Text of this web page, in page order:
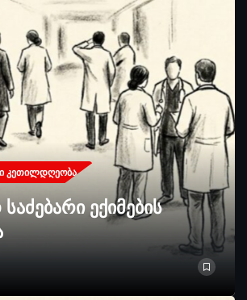
ᲙᲔᲗᲘᲚᲓᲦᲔᲝᲑᲐ
ექიმების